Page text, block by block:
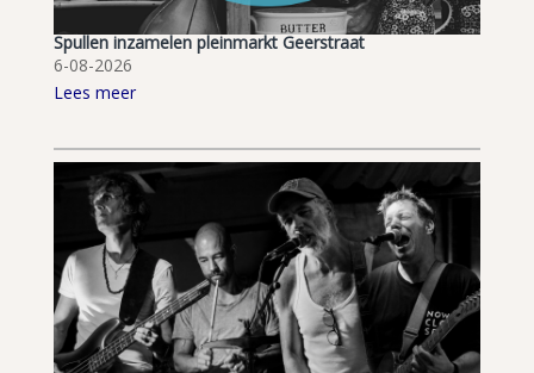
Spullen inzamelen pleinmarkt Geerstraat
6-08-2026
Lees meer